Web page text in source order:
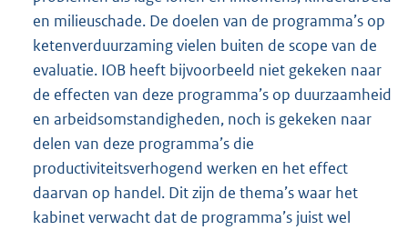
en milieuschade. De doelen van de programma’s op
ketenverduurzaming vielen buiten de scope van de
evaluatie. IOB heeft bijvoorbeeld niet gekeken naar
de effecten van deze programma’s op duurzaamheid
en arbeidsomstandigheden, noch is gekeken naar
delen van deze programma’s die
productiviteitsverhogend werken en het effect
daarvan op handel. Dit zijn de thema’s waar het
kabinet verwacht dat de programma’s juist wel